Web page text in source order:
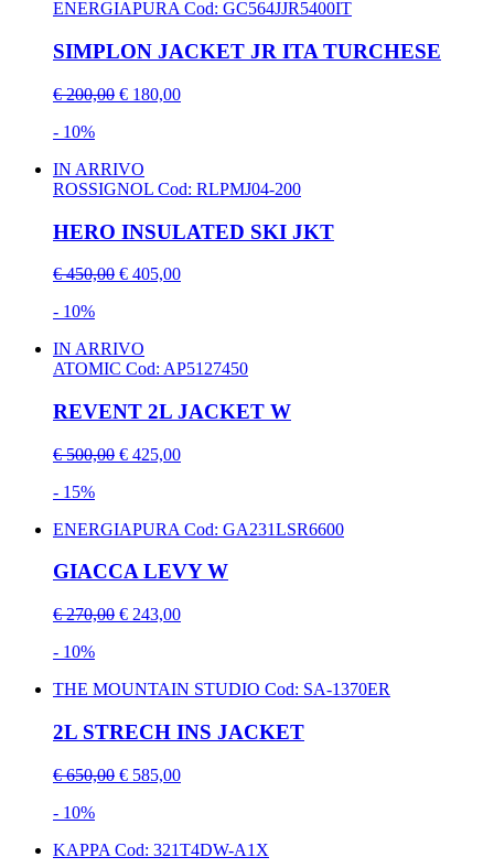
ENERGIAPURA Cod: GC564JJR5400IT
SIMPLON JACKET JR ITA TURCHESE
€ 200,00 € 180,00
- 10%
IN ARRIVO
ROSSIGNOL Cod: RLPMJ04-200
HERO INSULATED SKI JKT
€ 450,00 € 405,00
- 10%
IN ARRIVO
ATOMIC Cod: AP5127450
REVENT 2L JACKET W
€ 500,00 € 425,00
- 15%
ENERGIAPURA Cod: GA231LSR6600
GIACCA LEVY W
€ 270,00 € 243,00
- 10%
THE MOUNTAIN STUDIO Cod: SA-1370ER
2L STRECH INS JACKET
€ 650,00 € 585,00
- 10%
KAPPA Cod: 321T4DW-A1X